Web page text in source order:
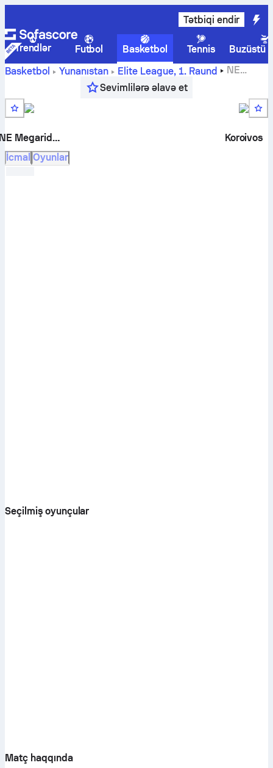
Tətbiqi endir
Trendlər Futbol Basketbol Tennis
Buzüstü
Basketbol
Yunanıstan Elite League, 1. Raund
NE
Megaridos - ASA Koroivos canlı hesabları, başabaş
mübarizələr, oyun cədvəli, proqnozlar və statistikaları
Sevimlilərə əlavə et
NE Megaridos
Koroivos
İcmal Oyunlar
Seçilmiş oyunçular
Matç haqqında